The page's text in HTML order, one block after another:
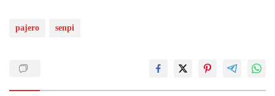
pajero senpi